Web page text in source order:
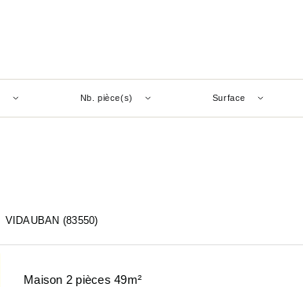
Nb. pièce(s) Surface
VIDAUBAN (83550)
Maison 2 pièces 49m²